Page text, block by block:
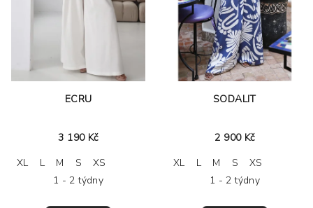
ECRU
3 190 Kč
XL
L M S
XS
1 - 2 týdny
SODALIT
2 900 Kč
XL
L M S
XS
1 - 2 týdny